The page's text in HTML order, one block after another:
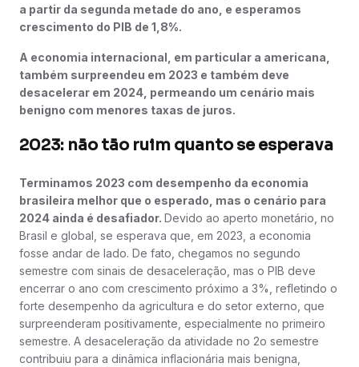
a partir da segunda metade do ano, e esperamos
crescimento do PIB de 1,8%.
A economia internacional, em particular a americana,
também surpreendeu em 2023 e também deve
desacelerar em 2024, permeando um cenário mais
benigno com menores taxas de juros.
2023: não tão ruim quanto se esperava
Terminamos 2023 com desempenho da economia
brasileira melhor que o esperado, mas o cenário para
2024 ainda é desafiador. Devido ao aperto monetário, no
Brasil e global, se esperava que, em 2023, a economia
fosse andar de lado. De fato, chegamos no segundo
semestre com sinais de desaceleração, mas o PIB deve
encerrar o ano com crescimento próximo a 3%, refletindo o
forte desempenho da agricultura e do setor externo, que
surpreenderam positivamente, especialmente no primeiro
semestre. A desaceleração da atividade no 2o semestre
contribuiu para a dinâmica inflacionária mais benigna,